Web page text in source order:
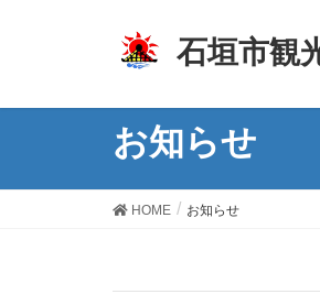
石垣市観
お知らせ
HOME お知らせ